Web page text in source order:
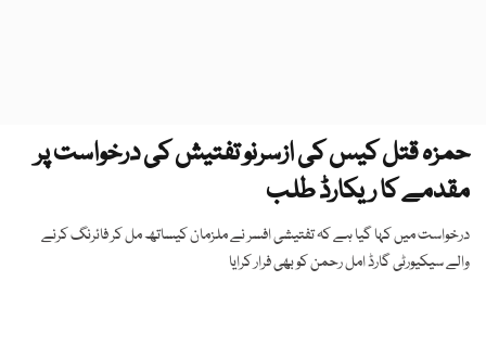
حمزہ قتل کیس کی ازسرنو تفتیش کی درخواست پر
مقدمے کا ریکارڈ طلب
درخواست میں کہا گیا ہے کہ تفتیشی افسر نے ملزمان کیساتھ مل کر فائرنگ کرنے
والے سیکیورٹی گارڈ امل رحمن کو بھی فرار کرایا